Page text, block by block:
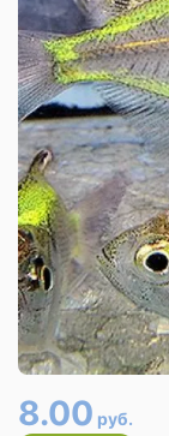
8.00 руб.